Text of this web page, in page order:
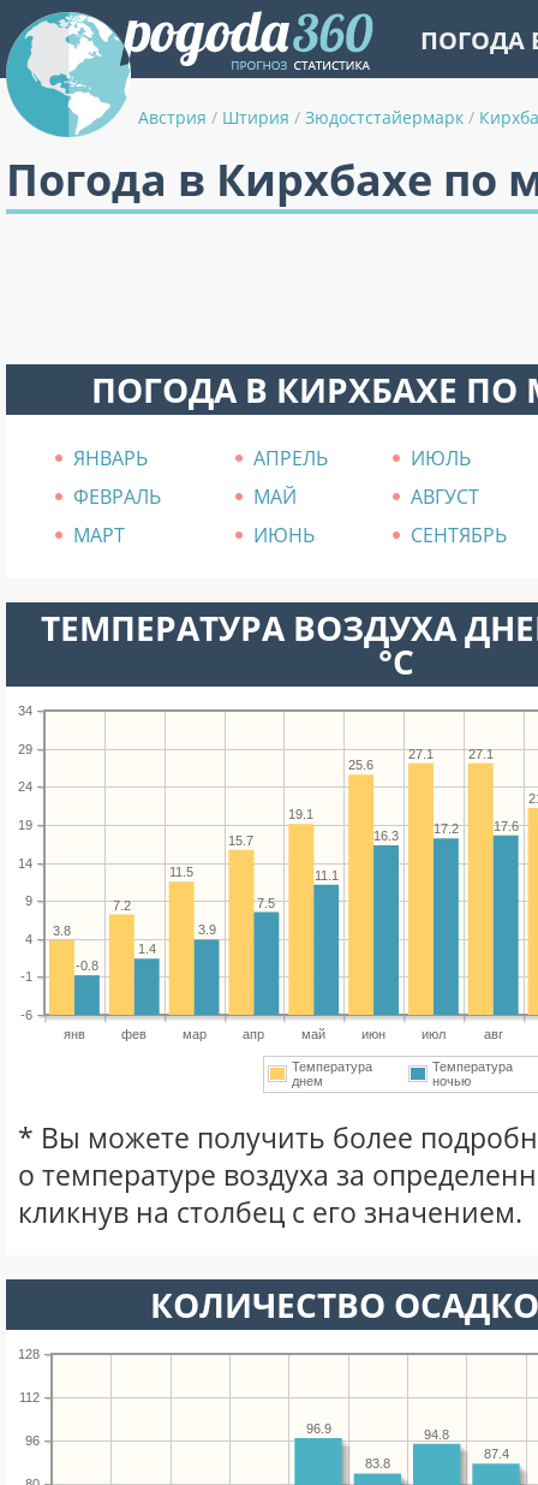
ПОГОДА
Австрия / Штирия / Зюдостстайермарк /
Погода в Кирхбахе по
ПОГОДА В КИРХБАХЕ
ЯНВАРЬ АПРЕЛЬ
ИЮЛЬ
ФЕВРАЛЬ
МАЙ
АВГУСТ
МАРТ
ИЮНЬ СЕНТЯБРЬ
ТЕМПЕРАТУРА ВОЗДУХА
°C
янв фев мар апр май июн июл авг
-6
-1
4
9
14
19
24
29
34
27.1
27.1
25.6
19.1
15.7
11.5
7.2
3.8
17.6
17.2
16.3
11.1
7.5
3.9
1.4
-0.8
Температура
днем
Температура
ночью
* Вы можете получить более
о температуре воздуха за
кликнув на столбец с его значением.
КОЛИЧЕСТВО
96
112
128
87.4
94.8
83.8
96.9